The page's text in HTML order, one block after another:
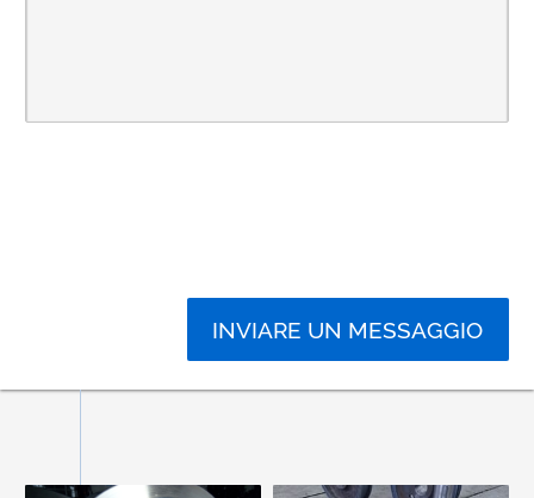
INVIARE UN MESSAGGIO